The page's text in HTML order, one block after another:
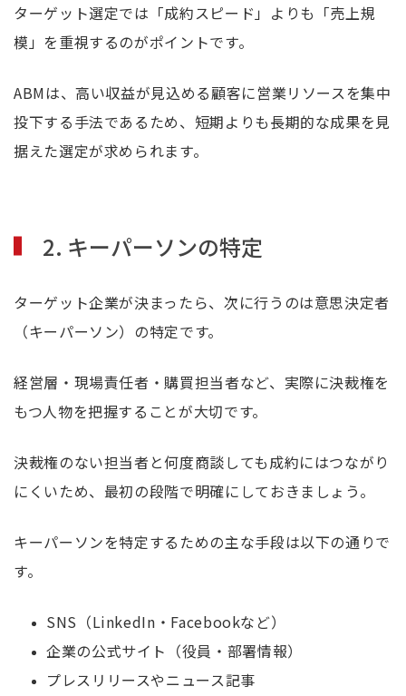
ターゲット選定では「成約スピード」よりも「売上規
模」を重視するのがポイントです。
ABMは、高い収益が見込める顧客に営業リソースを集中
投下する手法であるため、短期よりも長期的な成果を見
据えた選定が求められます。
2. キーパーソンの特定
ターゲット企業が決まったら、次に行うのは意思決定者
（キーパーソン）の特定です。
経営層・現場責任者・購買担当者など、実際に決裁権を
もつ人物を把握することが大切です。
決裁権のない担当者と何度商談しても成約にはつながり
にくいため、最初の段階で明確にしておきましょう。
キーパーソンを特定するための主な手段は以下の通りで
す。
SNS（LinkedIn・Facebookなど）
企業の公式サイト（役員・部署情報）
プレスリリースやニュース記事